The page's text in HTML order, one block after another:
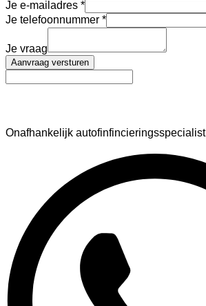
Je e-mailadres
Je telefoonnummer
Je vraag
Aanvraag versturen
Onafhankelijk autofinfincieringsspecialist